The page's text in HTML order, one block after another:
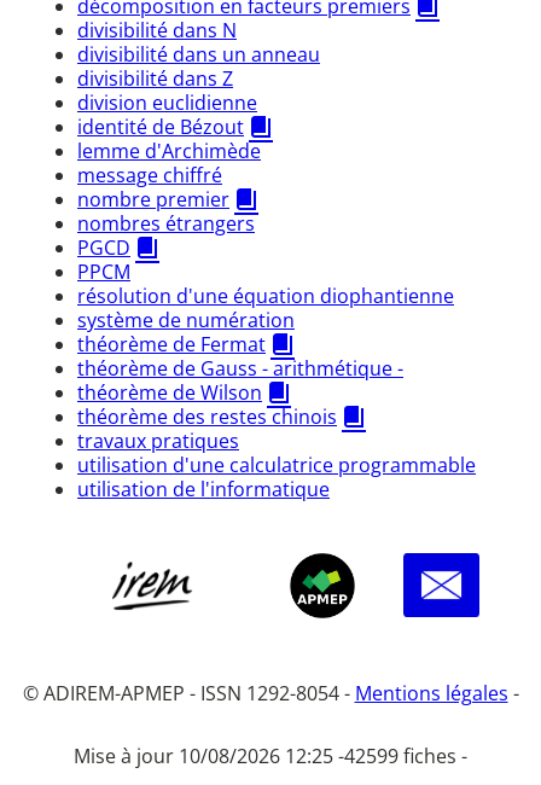
décomposition en facteurs premiers
divisibilité dans N
divisibilité dans un anneau
divisibilité dans Z
division euclidienne
identité de Bézout
lemme d'Archimède
message chiffré
nombre premier
nombres étrangers
PGCD
PPCM
résolution d'une équation diophantienne
système de numération
théorème de Fermat
théorème de Gauss - arithmétique -
théorème de Wilson
théorème des restes chinois
travaux pratiques
utilisation d'une calculatrice programmable
utilisation de l'informatique
© ADIREM-APMEP - ISSN 1292-8054 - Mentions légales -
Mise à jour 10/08/2026 12:25 -42599 fiches -